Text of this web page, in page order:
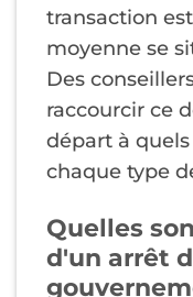
transaction
moyenne se
Des
raccourcir ce
départ à
chaque type
Quelles
d'un arrêt